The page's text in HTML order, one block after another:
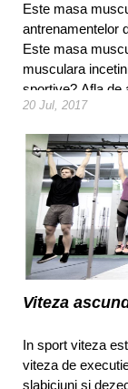
Este masa
antrenamentelor
Este masa
musculara
sportive? Afla de
20 Jul, 2017
Viteza
In sport viteza
viteza de
slabiciuni si